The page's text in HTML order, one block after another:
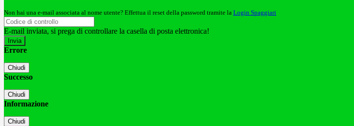
Non hai una e-mail associata al nome utente? Effettua il reset della password tramite la Login Spaggiari
E-mail inviata, si prega di controllare la casella di posta elettronica!
Errore
Chiudi
Successo
Chiudi
Informazione
Chiudi